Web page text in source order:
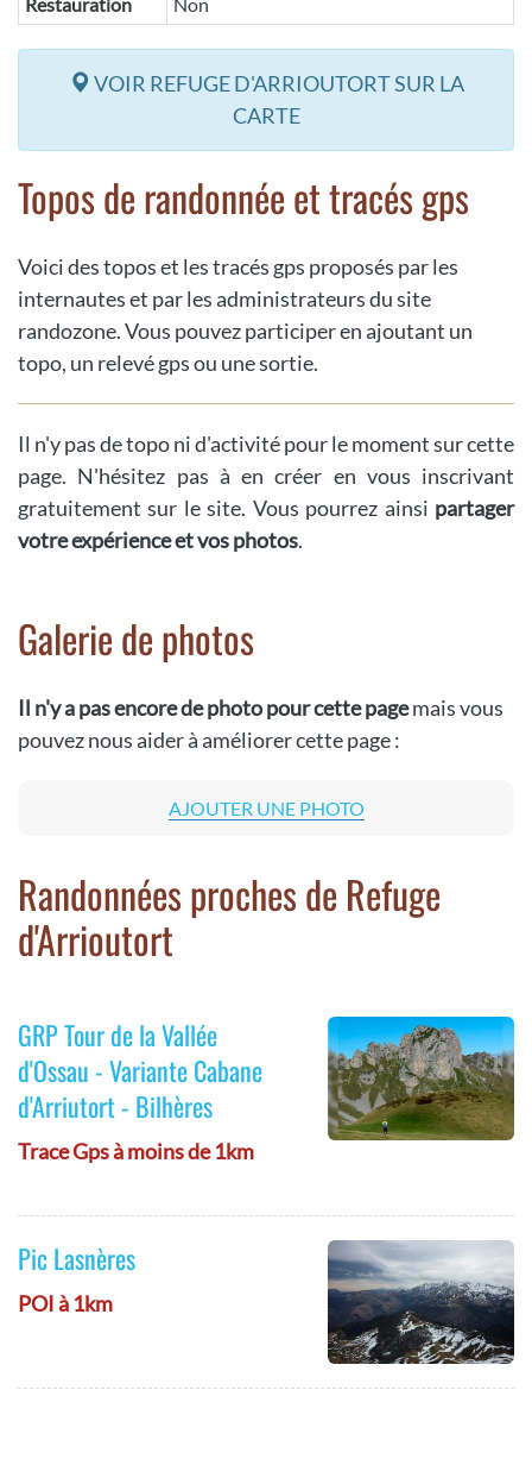
VOIR REFUGE D'ARRIOUTORT SUR LA
CARTE
Topos de randonnée et tracés gps
Voici des topos et les tracés gps proposés par les
internautes et par les administrateurs du site
randozone. Vous pouvez participer en ajoutant un
topo, un relevé gps ou une sortie.
Il n'y pas de topo ni d'activité pour le moment sur cette
page. N'hésitez pas à en créer en vous inscrivant
gratuitement sur le site. Vous pourrez ainsi partager
votre expérience et vos photos.
Galerie de photos
Il n'y a pas encore de photo pour cette pagemais vous
pouvez nous aider à améliorer cette page :
AJOUTER UNE PHOTO
Randonnées proches de Refuge
d'Arrioutort
GRP Tour de la Vallée
d'Ossau - Variante Cabane
d'Arriutort - Bilhères
Trace Gps à moins de 1km
Pic Lasnères
POI à 1km